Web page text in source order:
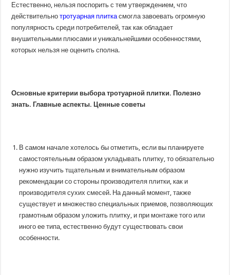
Естественно, нельзя поспорить с тем утверждением, что
действительнотротуарная плитка смогла завоевать огромную
популярность среди потребителей, так как обладает
внушительными плюсами и уникальнейшими особенностями,
которых нельзя не оценить сполна.
Основные критерии выбора тротуарной плитки. Полезно
знать. Главные аспекты. Ценные советы
В самом начале хотелось бы отметить, если вы планируете
самостоятельным образом укладывать плитку, то обязательно
нужно изучить тщательным и внимательным образом
рекомендации со стороны производителя плитки, как и
производителя сухих смесей. На данный момент, также
существует и множество специальных приемов, позволяющих
грамотным образом уложить плитку, и при монтаже того или
иного ее типа, естественно будут существовать свои
особенности.